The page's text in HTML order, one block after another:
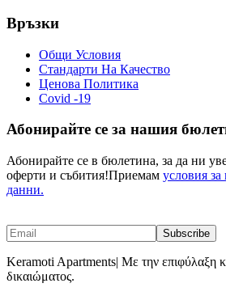
Връзки
Общи Условия
Стандарти На Качество
Ценова Политика
Covid -19
Абонирайте се за нашия
Абонирайте се в бюлетина, за да ни
оферти и събития!Приемам условия
данни.
Keramoti Apartments| Με την επιφύλαξη
δικαιώματος.